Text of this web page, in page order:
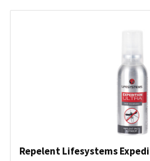
Repelent Lifesystems